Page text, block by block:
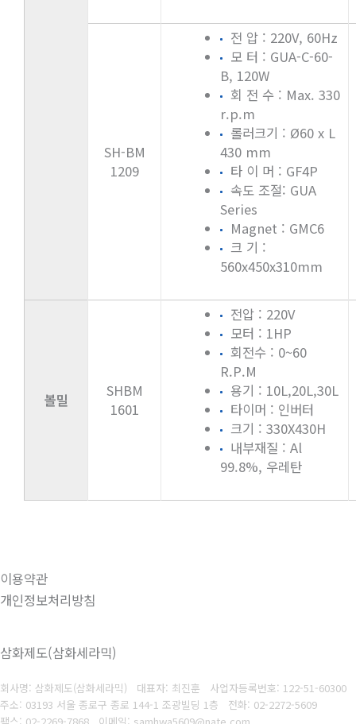
SH-BM
1209
전 압 : 220V, 60Hz
모 터 : GUA-C-60-
B, 120W
회 전 수 : Max. 330
r.p.m
롤러크기 : Ø60 x L
430 mm
타 이 머 : GF4P
속도 조절: GUA
Series
Magnet : GMC6
크 기 :
560x450x310mm
볼밀
SHBM
1601
전압 : 220V
모터 : 1HP
회전수 : 0~60
R.P.M
용기 : 10L,20L,30L
타이머 : 인버터
크기 : 330X430H
내부재질 : Al
99.8%, 우레탄
이용약관
개인정보처리방침
삼화제도(삼화세라믹)
회사명: 삼화제도(삼화세라믹) 대표자: 최진훈 사업자등록번호: 122-51-60300
주소: 03193 서울 종로구 종로 144-1 조광빌딩 1층 전화: 02-2272-5609